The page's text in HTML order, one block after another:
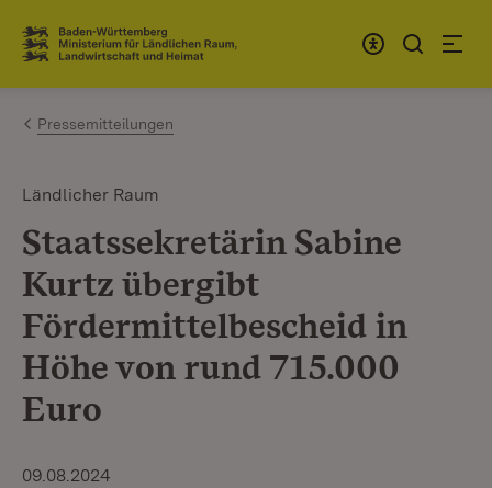
Zum Inhalt springen
Link zur Startseite
Pressemitteilungen
Ländlicher Raum
Staatssekretärin Sabine
Kurtz übergibt
Fördermittelbescheid in
Höhe von rund 715.000
Euro
09.08.2024